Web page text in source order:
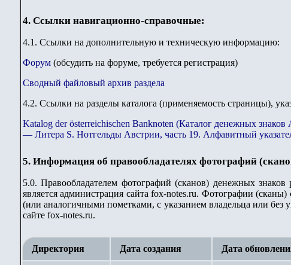
4. Ссылки навигационно-справочные:
4.1. Ссылки на дополнительную и техническую информацию:
Форум (обсудить на форуме, требуется регистрация)
Сводный файловый архив раздела
4.2. Ссылки на разделы каталога (применяемость страницы),
Katalog der österreichischen Banknoten (Каталог денежных знаков
— Литера S. Нотгельды Австрии, часть 19. Алфавитный
5. Информация об правообладателях фотографий
5.0. Правообладателем фотографий (сканов) денежных
является администрация сайта fox-notes.ru. Фотографии (сканы)
(или аналогичными пометками, с указанием владельца или без
сайте fox-notes.ru.
Директория
Дата создания Дата